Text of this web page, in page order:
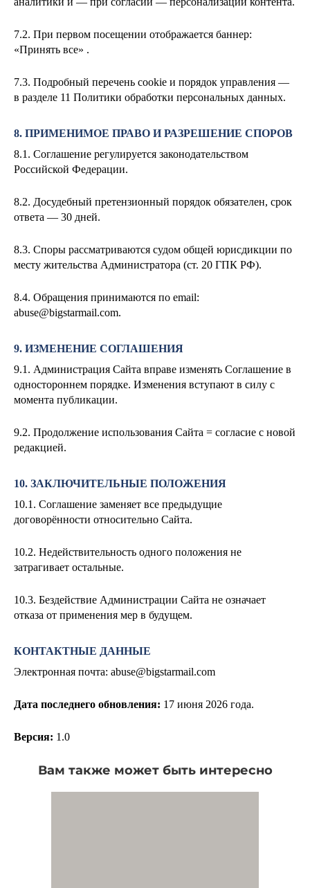
7.2. При первом посещении отображается баннер:
«Принять все» .
7.3. Подробный перечень cookie и порядок управления —
в разделе 11 Политики обработки персональных данных.
8. ПРИМЕНИМОЕ ПРАВО И РАЗРЕШЕНИЕ СПОРОВ
8.1. Соглашение регулируется законодательством
Российской Федерации.
8.2. Досудебный претензионный порядок обязателен, срок
ответа — 30 дней.
8.3. Споры рассматриваются судом общей юрисдикции по
месту жительства Администратора (ст. 20 ГПК РФ).
8.4. Обращения принимаются по email:
abuse@bigstarmail.com.
9. ИЗМЕНЕНИЕ СОГЛАШЕНИЯ
9.1. Администрация Сайта вправе изменять Соглашение в
одностороннем порядке. Изменения вступают в силу с
момента публикации.
9.2. Продолжение использования Сайта = согласие с новой
редакцией.
10. ЗАКЛЮЧИТЕЛЬНЫЕ ПОЛОЖЕНИЯ
10.1. Соглашение заменяет все предыдущие
договорённости относительно Сайта.
10.2. Недействительность одного положения не
затрагивает остальные.
10.3. Бездействие Администрации Сайта не означает
отказа от применения мер в будущем.
КОНТАКТНЫЕ ДАННЫЕ
Электронная почта: abuse@bigstarmail.com
Дата последнего обновления: 17 июня 2026 года.
Версия: 1.0
Вам также может быть интересно